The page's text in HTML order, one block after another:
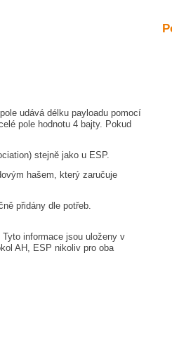
udává délku payloadu pomocí
pole hodnotu 4 bajty. Pokud
stejně jako u ESP.
hašem, který zaručuje
přidány dle potřeb.
informace jsou uloženy v
AH, ESP nikoliv pro oba